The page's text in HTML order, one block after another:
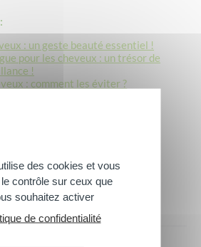
: un geste beauté essentiel !
pour les cheveux : un trésor de
!
: comment les éviter ?
des cookies et vous
contrôle sur ceux que
souhaitez activer
de confidentialité